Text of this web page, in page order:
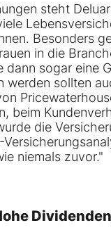
steht
Besonders
in die
dann sogar eine
werden sollten
beim
die
niemals zuvor."